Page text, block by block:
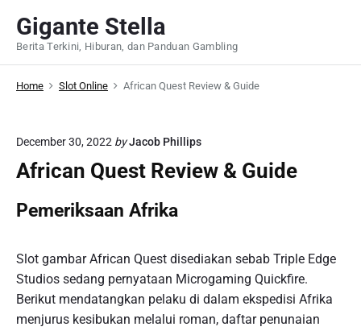
p
Gigante Stella
Berita Terkini, Hiburan, dan Panduan Gambling
Home Slot Online African Quest Review & Guide
December 30, 2022 byJacob Phillips
African Quest Review & Guide
Pemeriksaan Afrika
Slot gambar African Quest disediakan sebab Triple Edge
Studios sedang pernyataan Microgaming Quickfire.
Berikut mendatangkan pelaku di dalam ekspedisi Afrika
menjurus kesibukan melalui roman, daftar penunaian